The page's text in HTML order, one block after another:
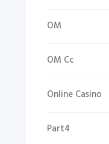
OM
OM Cc
Online Casino
Part4